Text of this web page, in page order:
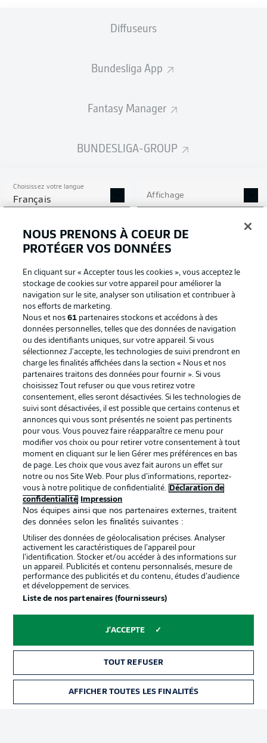
Diffuseurs
Bundesliga App
Fantasy Manager
BUNDESLIGA-GROUP
Choisissez votre langue
Français Affichage
Connexion
Football as it's meant to be
BUNDESLIGA APP
Proposé par
services
Mentions Légales Gérer mes préférences
NOUS PRENONS À COEUR DE
PROTÉGER VOS DONNÉES
En cliquant sur « Accepter tous les cookies », vous acceptez le
stockage de cookies sur votre appareil pour améliorer la
navigation sur le site, analyser son utilisation et contribuer à
nos efforts de marketing.
Nous et nos61 partenaires stockons et accédons à des
données personnelles, telles que des données de navigation
ou des identifiants uniques, sur votre appareil. Si vous
sélectionnez J'accepte, les technologies de suivi prendront en
charge les finalités affichées dans la section « Nous et nos
partenaires traitons des données pour fournir ». Si vous
choisissez Tout refuser ou que vous retirez votre
consentement, elles seront désactivées. Si les technologies de
suivi sont désactivées, il est possible que certains contenus et
annonces qui vous sont présentés ne soient pas pertinents
pour vous. Vous pouvez faire réapparaître ce menu pour
modifier vos choix ou pour retirer votre consentement à tout
moment en cliquant sur le lien Gérer mes préférences en bas
de page. Les choix que vous avez fait aurons un effet sur
notre ou nos Site Web. Pour plus d’informations, reportez-
vous à notre politique de confidentialité.
Déclaration de
confidentialité
Impression
Nos équipes ainsi que nos partenaires externes, traitent
des données selon les finalités suivantes :
Utiliser des données de géolocalisation précises. Analyser
activement les caractéristiques de l’appareil pour
l’identification. Stocker et/ou accéder à des informations sur
un appareil. Publicités et contenu personnalisés, mesure de
performance des publicités et du contenu, études d’audience
et développement de services.
Liste de nos partenaires (fournisseurs)
J'ACCEPTE
TOUT REFUSER
AFFICHER TOUTES LES FINALITÉS